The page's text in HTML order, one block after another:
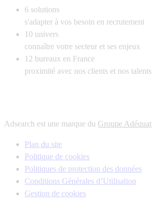
6 solutions
s'adapter à vos besoin en recrutement
10 univers
connaître votre secteur et ses enjeux
12 bureaux en France
proximité avec nos clients et nos talents
Adsearch est une marque du Groupe Adéquat
Plan du site
Politique de cookies
Politiques de protection des données
Conditions Générales d’Utilisation
Gestion de cookies